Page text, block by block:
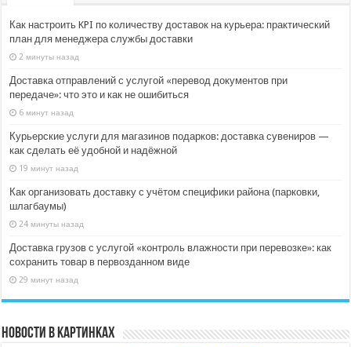
Как настроить KPI по количеству доставок на курьера: практический
план для менеджера службы доставки
2 минуты назад
Доставка отправлений с услугой «перевод документов при
передаче»: что это и как не ошибиться
6 минут назад
Курьерские услуги для магазинов подарков: доставка сувениров —
как сделать её удобной и надёжной
19 минут назад
Как организовать доставку с учётом специфики района (парковки,
шлагбаумы)
24 минуты назад
Доставка грузов с услугой «контроль влажности при перевозке»: как
сохранить товар в первозданном виде
29 минут назад
Новости в картинках